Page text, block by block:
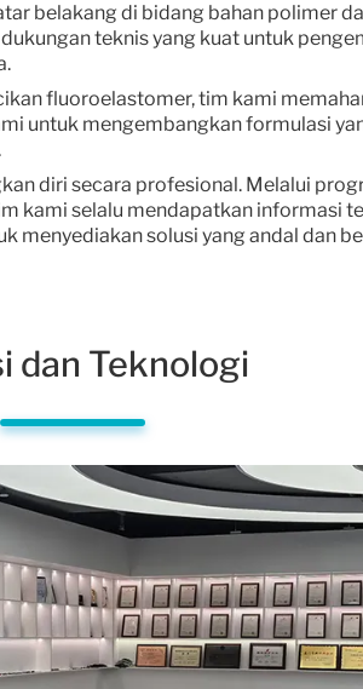
belakang di bidang bahan polimer
teknis yang kuat untuk
fluoroelastomer, tim kami
untuk mengembangkan formulasi
diri secara profesional. Melalui
kami selalu mendapatkan informasi
menyediakan solusi yang andal dan
dan Teknologi